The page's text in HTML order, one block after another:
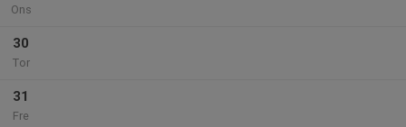
Ons
30
Tor
31
Fre